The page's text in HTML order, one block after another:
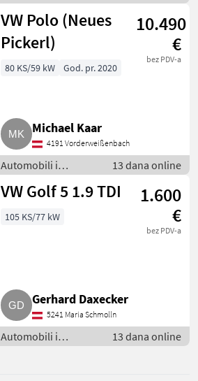
motocikli / Limuzine
VW Polo (Neues
Pickerl)
10.490
€
bez PDV-a
80 KS/59 kW God. pr. 2020
Michael Kaar
4191 Vorderweißenbach
Automobili i
motocikli / Limuzine
13 dana online
VW Golf 5 1.9 TDI
1.600
€
bez PDV-a
105 KS/77 kW
Gerhard Daxecker
5241 Maria Schmolln
Automobili i
motocikli / Limuzine
13 dana online